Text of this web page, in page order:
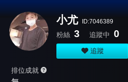
小尤 ID:7046389
粉絲 3 追蹤中 0
追蹤
排位成就